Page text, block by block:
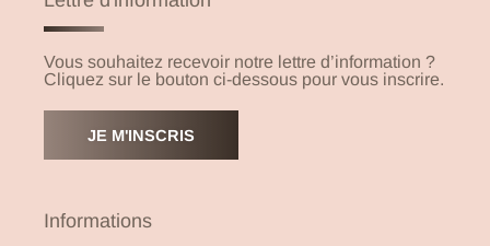
Vous souhaitez recevoir notre lettre d’information ?
Cliquez sur le bouton ci-dessous pour vous inscrire.
JE M'INSCRIS
Informations